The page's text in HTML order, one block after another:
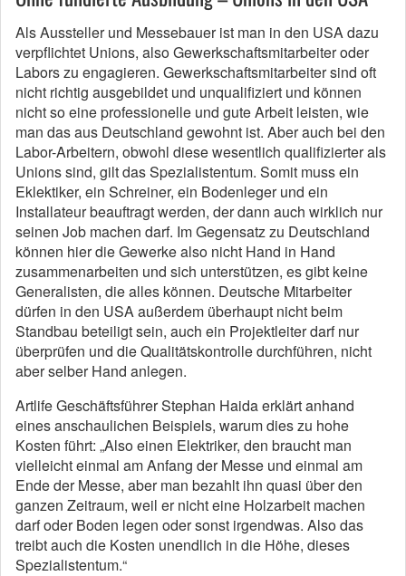
Als Aussteller und Messebauer ist man in den USA dazu
verpflichtet Unions, also Gewerkschaftsmitarbeiter oder
Labors zu engagieren. Gewerkschaftsmitarbeiter sind oft
nicht richtig ausgebildet und unqualifiziert und können
nicht so eine professionelle und gute Arbeit leisten, wie
man das aus Deutschland gewohnt ist. Aber auch bei den
Labor-Arbeitern, obwohl diese wesentlich qualifizierter als
Unions sind, gilt das Spezialistentum. Somit muss ein
Eklektiker, ein Schreiner, ein Bodenleger und ein
Installateur beauftragt werden, der dann auch wirklich nur
seinen Job machen darf. Im Gegensatz zu Deutschland
können hier die Gewerke also nicht Hand in Hand
zusammenarbeiten und sich unterstützen, es gibt keine
Generalisten, die alles können. Deutsche Mitarbeiter
dürfen in den USA außerdem überhaupt nicht beim
Standbau beteiligt sein, auch ein Projektleiter darf nur
überprüfen und die Qualitätskontrolle durchführen, nicht
aber selber Hand anlegen.
Artlife Geschäftsführer Stephan Haida erklärt anhand
eines anschaulichen Beispiels, warum dies zu hohe
Kosten führt: „Also einen Elektriker, den braucht man
vielleicht einmal am Anfang der Messe und einmal am
Ende der Messe, aber man bezahlt ihn quasi über den
ganzen Zeitraum, weil er nicht eine Holzarbeit machen
darf oder Boden legen oder sonst irgendwas. Also das
treibt auch die Kosten unendlich in die Höhe, dieses
Spezialistentum.“